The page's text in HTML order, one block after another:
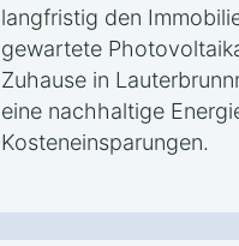
langfristig den
gewartete
Zuhause in
eine nachhaltige
Kosteneinsparungen.